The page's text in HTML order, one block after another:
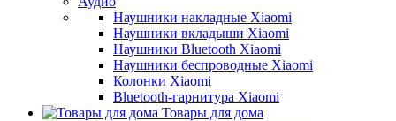
Наушники накладные Xiaomi
Наушники вкладыши Xiaomi
Наушники Bluetooth Xiaomi
Наушники беспроводные Xiaomi
Колонки Xiaomi
Bluetooth-гарнитура Xiaomi
Товары для дома